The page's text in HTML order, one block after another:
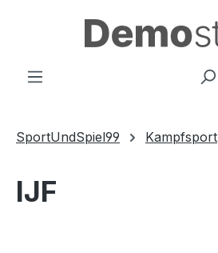
Zum Hauptinhalt springen
SportUndSpiel99 Kampfsport
IJF